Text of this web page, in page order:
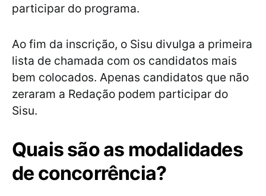
participar do programa.
Ao fim da inscrição, o Sisu divulga a primeira
lista de chamada com os candidatos mais
bem colocados. Apenas candidatos que não
zeraram a Redação podem participar do
Sisu.
Quais são as modalidades
de concorrência?